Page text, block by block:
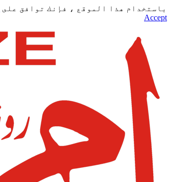
باستخدام هذا الموقع ، فإنك توافق على
Accept